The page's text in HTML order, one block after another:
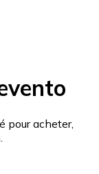
pour acheter,